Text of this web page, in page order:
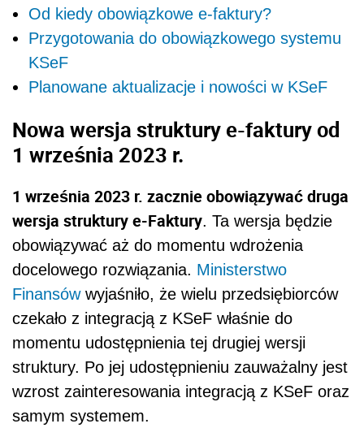
Od kiedy obowiązkowe e-faktury?
Przygotowania do obowiązkowego systemu
KSeF
Planowane aktualizacje i nowości w KSeF
Nowa wersja struktury e-faktury od
1 września 2023 r.
1 września 2023 r. zacznie obowiązywać druga
wersja struktury e-Faktury. Ta wersja będzie
obowiązywać aż do momentu wdrożenia
docelowego rozwiązania. Ministerstwo
Finansówwyjaśniło, że wielu przedsiębiorców
czekało z integracją z KSeF właśnie do
momentu udostępnienia tej drugiej wersji
struktury. Po jej udostępnieniu zauważalny jest
wzrost zainteresowania integracją z KSeF oraz
samym systemem.